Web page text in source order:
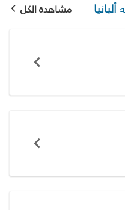
ألبانيا مشاهدة الكل